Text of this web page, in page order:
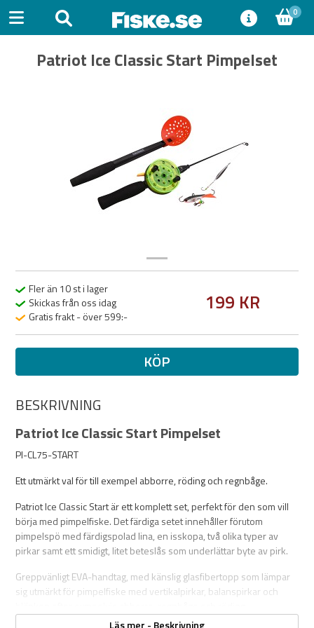
0
Patriot Ice Classic Start Pimpelset
Fler än 10 st i lager
Skickas från oss idag
Gratis frakt - över 599:-
199 KR
KÖP
BESKRIVNING
Patriot Ice Classic Start Pimpelset
PI-CL75-START
Ett utmärkt val för till exempel abborre, röding och regnbåge.
Patriot Ice Classic Start är ett komplett set, perfekt för den som vill
börja med pimpelfiske. Det färdiga setet innehåller förutom
pimpelspö med färdigspolad lina, en isskopa, två olika typer av
pirkar samt ett smidigt, litet beteslås som underlättar byte av pirk.
Greppvänligt EVA-handtag, med känslig glasfibertopp som lämpar
sig utmärkt för pimpelfiske med vertikalpirkar, balanspirkar och
Läs mer - Beskrivning